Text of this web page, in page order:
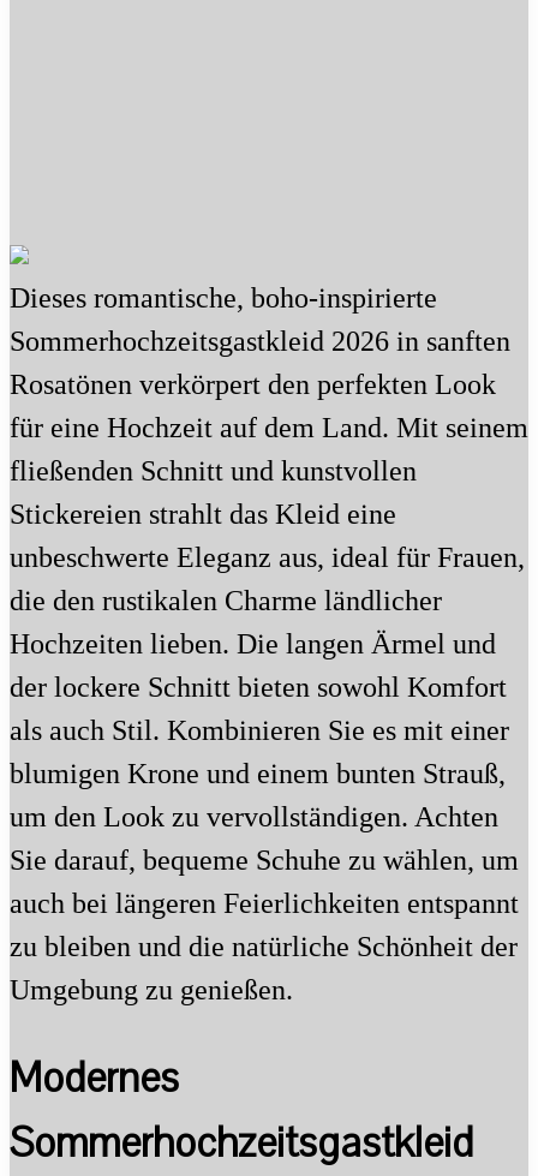
Dieses romantische, boho-inspirierte
Sommerhochzeitsgastkleid 2026 in sanften
Rosatönen verkörpert den perfekten Look
für eine Hochzeit auf dem Land. Mit seinem
fließenden Schnitt und kunstvollen
Stickereien strahlt das Kleid eine
unbeschwerte Eleganz aus, ideal für Frauen,
die den rustikalen Charme ländlicher
Hochzeiten lieben. Die langen Ärmel und
der lockere Schnitt bieten sowohl Komfort
als auch Stil. Kombinieren Sie es mit einer
blumigen Krone und einem bunten Strauß,
um den Look zu vervollständigen. Achten
Sie darauf, bequeme Schuhe zu wählen, um
auch bei längeren Feierlichkeiten entspannt
zu bleiben und die natürliche Schönheit der
Umgebung zu genießen.
Modernes
Sommerhochzeitsgastkleid